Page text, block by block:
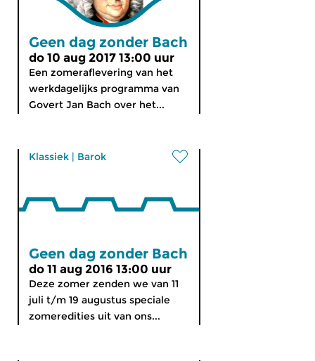
Geen dag zonder Bach
do 10 aug 2017 13:00 uur
Een zomeraflevering van het
werkdagelijks programma van
Govert Jan Bach over het...
Klassiek | Barok
Geen dag zonder Bach
do 11 aug 2016 13:00 uur
Deze zomer zenden we van 11
juli t/m 19 augustus speciale
zomeredities uit van ons...